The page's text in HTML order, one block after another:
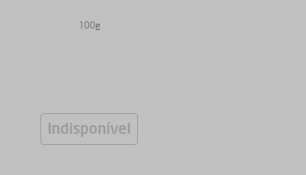
100g
Indisponível